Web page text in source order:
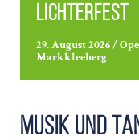
Lichterfest
29. August 2026 /
Markkleeberg
Musik und